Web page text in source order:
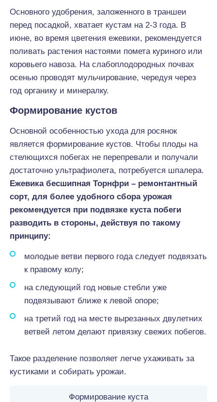
Основного удобрения, заложенного в траншеи
перед посадкой, хватает кустам на 2-3 года. В
июне, во время цветения ежевики, рекомендуется
поливать растения настоями помета куриного или
коровьего навоза. На слабоплодородных почвах
осенью проводят мульчирование, чередуя через
год органику и минералку.
Формирование кустов
Основной особенностью ухода для росянок
является формирование кустов. Чтобы плоды на
стелющихся побегах не перепревали и получали
достаточно ультрафиолета, потребуется шпалера.
Ежевика бесшипная Торнфри – ремонтантный
сорт, для более удобного сбора урожая
рекомендуется при подвязке куста побеги
разводить в стороны, действуя по такому
принципу:
молодые ветви первого года следует подвязать
к правому колу;
на следующий год новые стебли уже
подвязывают ближе к левой опоре;
на третий год на месте вырезанных двулетних
ветвей летом делают привязку свежих побегов.
Такое разделение позволяет легче ухаживать за
кустиками и собирать урожаи.
Формирование куста